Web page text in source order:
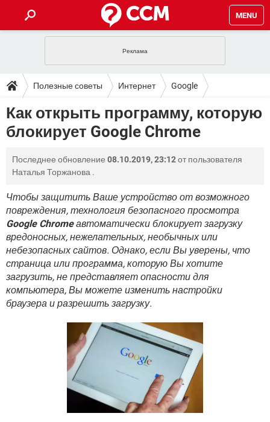
MENU
INSTAGRAM FACEBOOK
ИГРЫ WINDOWS 10
ВКОНТАКТЕ ВИДЕО
ПОЛЕЗНЫЕ СОВЕТЫ
TIKTOK TELEGRAM
WHATSAPP INSTAGRAM
WINDOWS 10 ВКОНТАКТЕ
YANDEX
ЗАГРУЗКИ
TIKTOK TELEGRAM
FACEBOOK
WINDOWS 10 ВКОНТАКТЕ
ВИДЕО GOOGLE
YANDEX
ФОРУМ
TIKTOK TELEGRAM
FACEBOOK ИГРЫ
WINDOWS 10 ВКОНТАКТЕ
GOOGLE
YANDEX
ЭНЦИКЛОПЕДИЯ
TIKTOK TELEGRAM
WHATSAPP INSTAGRAM
FACEBOOK ИГРЫ
WINDOWS 10 ВКОНТАКТЕ
ВИДЕО GOOGLE
YANDEX
Полезные советы Интернет Google
Как открыть программу, которую
блокирует Google Chrome
Последнее обновление 08.10.2019, 23:12от пользователя
Наталья Торжанова .
Чтобы защитить Ваше устройство от возможного
повреждения, технология безопасного просмотра
Google Chromeавтоматически блокирует загрузку
вредоносных, нежелательных, необычных или
небезопасных сайтов. Однако, если Вы уверены, что
страница или программа, которую Вы хотите
загрузить, не представляет опасности для
компьютера, Вы можете изменить настройки
браузера и разрешить загрузку.